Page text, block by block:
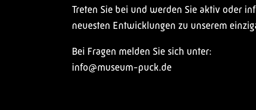
Treten Sie bei und werden Sie aktiv oder
neuesten Entwicklungen zu unserem
Bei Fragen melden Sie sich unter:
info@museum-puck.de